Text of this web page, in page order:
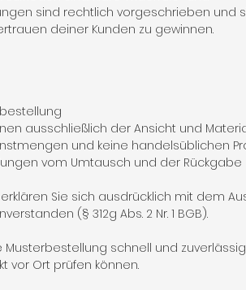
sind rechtlich vorgeschrieben und
deiner Kunden zu gewinnen.
ausschließlich der Ansicht und
und keine handelsüblichen
vom Umtausch und der Rückgabe
Sie sich ausdrücklich mit dem
(§ 312g Abs. 2 Nr. 1 BGB).
Musterbestellung schnell und
vor Ort prüfen können.